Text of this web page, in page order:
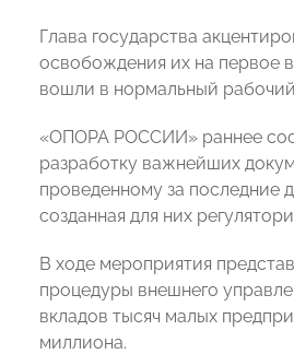
Глава государства
освобождения их на первое
вошли в нормальный
«ОПОРА РОССИИ» раннее
разработку важнейших
проведенному за последние
созданная для них
В ходе мероприятия
процедуры внешнего
вкладов тысяч малых
миллиона.